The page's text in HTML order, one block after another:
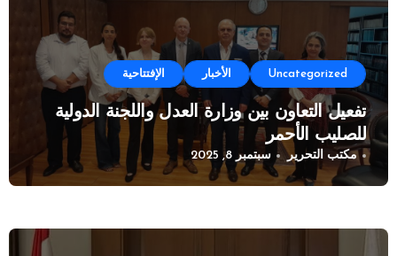
Uncategorized الأخبار الإفتتاحية
تفعيل التعاون بين وزارة العدل واللجنة الدولية
للصليب الأحمر
مكتب التحرير سبتمبر 8, 2025